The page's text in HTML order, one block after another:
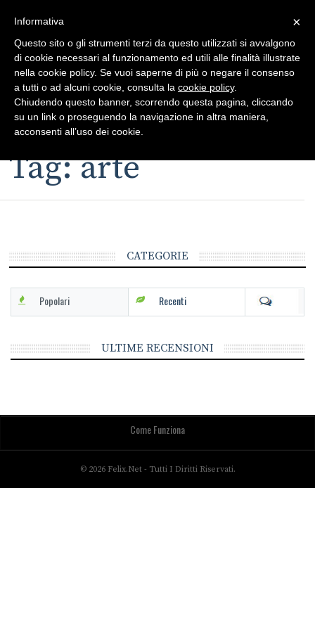
Toggle
Toggle
navigation
Tag: arte
CATEGORIE
Popolari Recenti
ULTIME RECENSIONI
Come Funziona
© 2026 Felix.net - Tutti I Diritti Riservati.
×
Informativa
Questo sito o gli strumenti terzi da questo utilizzati si avvalgono
di cookie necessari al funzionamento ed utili alle finalità illustrate
nella cookie policy. Se vuoi saperne di più o negare il consenso
a tutti o ad alcuni cookie, consulta la cookie policy.
Chiudendo questo banner, scorrendo questa pagina, cliccando
su un link o proseguendo la navigazione in altra maniera,
acconsenti all’uso dei cookie.